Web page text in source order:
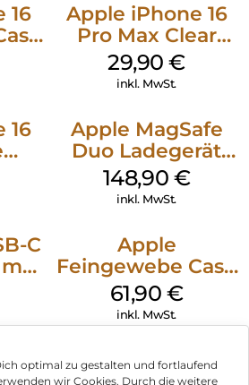
optimal zu gestalten und fortlaufend
wir Cookies. Durch die weitere
16
Apple iPhone 16
Pro Max Clear
Case MagSafe
Transparent
29,90€
inkl. MwSt.
16
Apple MagSafe
Duo Ladegerät
Weiß
148,90 €
inkl. MwSt.
C
Apple
Feingewebe Case
iPhone 15 Pro
MagSafe Schwarz
61,90 €
inkl. MwSt.